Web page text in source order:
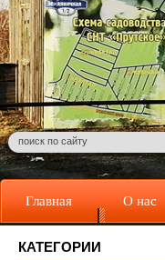
Главная О нас
КАТЕГОРИИ